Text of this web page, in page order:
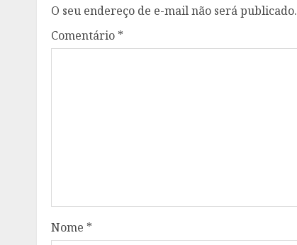
O seu endereço de e-mail não será publicado.
Comentário *
Nome *